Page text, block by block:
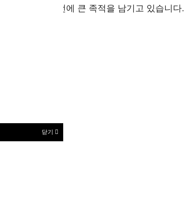
닫기
예술분야 발전에 큰 족적을 남기고 있습니다.